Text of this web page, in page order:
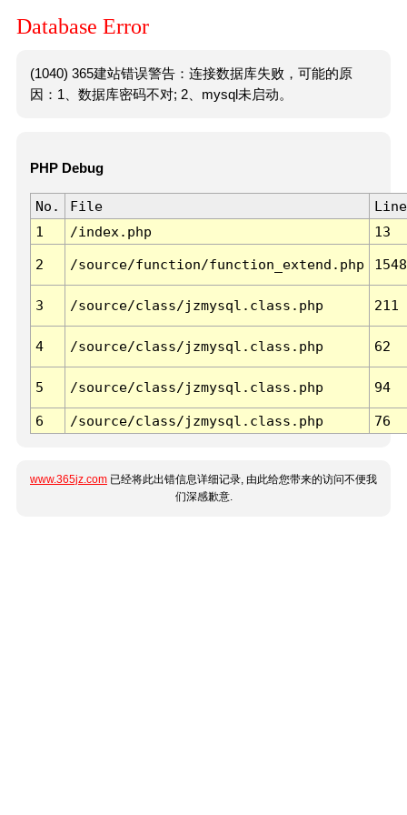
Database Error
(1040) 365建站错误警告：连接数据库失败，可能的原
因：1、数据库密码不对; 2、mysql未启动。
PHP Debug
No. File
Line
1
/index.php 13
2 /source/function/function_extend.php 1548
3 /source/class/jzmysql.class.php 211
4 /source/class/jzmysql.class.php 62
5 /source/class/jzmysql.class.php 94
6 /source/class/jzmysql.class.php 76
www.365jz.com 已经将此出错信息详细记录, 由此给您带来的访问不便我
们深感歉意.